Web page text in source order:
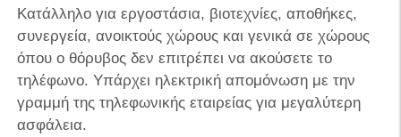
Κατάλληλο για εργοστάσια, βιοτεχνίες, αποθήκες,
συνεργεία, ανοικτούς χώρους και γενικά σε χώρους
όπου ο θόρυβος δεν επιτρέπει να ακούσετε το
τηλέφωνο. Υπάρχει ηλεκτρική απομόνωση με την
γραμμή της τηλεφωνικής εταιρείας για μεγαλύτερη
ασφάλεια.